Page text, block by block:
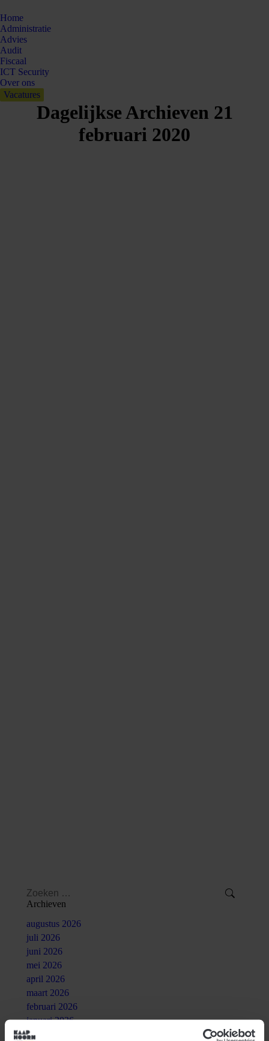
Home
Administratie
Advies
Audit
Fiscaal
ICT Security
Over ons
Vacatures
Dagelijkse Archieven 21
februari 2020
Search:
Archieven
augustus 2026
juli 2026
juni 2026
mei 2026
april 2026
maart 2026
februari 2026
januari 2026
oktober 2025